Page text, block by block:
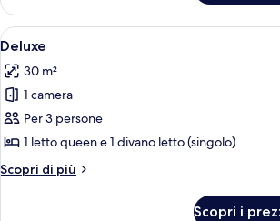
Vista
Mare
Apri
tutte
le
foto
per
Deluxe
Deluxe |
6
Deluxe
30 m²
1 camera
Per 3 persone
1 letto queen e 1 divano letto (singolo)
Scopri di più
Altri
Scopri i